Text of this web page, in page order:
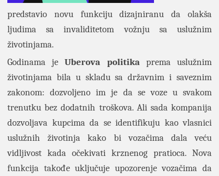
predstavio novu funkciju dizajniranu da olakša
ljudima sa invaliditetom vožnju sa uslužnim
životinjama.
Godinama jeUberova politikaprema uslužnim
životinjama bila u skladu sa državnim i saveznim
zakonom: dozvoljeno im je da se voze u svakom
trenutku bez dodatnih troškova. Ali sada kompanija
dozvoljava kupcima da se identifikuju kao vlasnici
uslužnih životinja kako bi vozačima dala veću
vidljivost kada očekivati krznenog pratioca. Nova
funkcija takođe uključuje upozorenje vozačima da